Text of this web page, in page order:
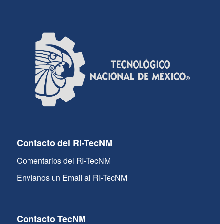
Contacto del RI-TecNM
Comentarios del RI-TecNM
Envíanos un Email al RI-TecNM
Contacto TecNM